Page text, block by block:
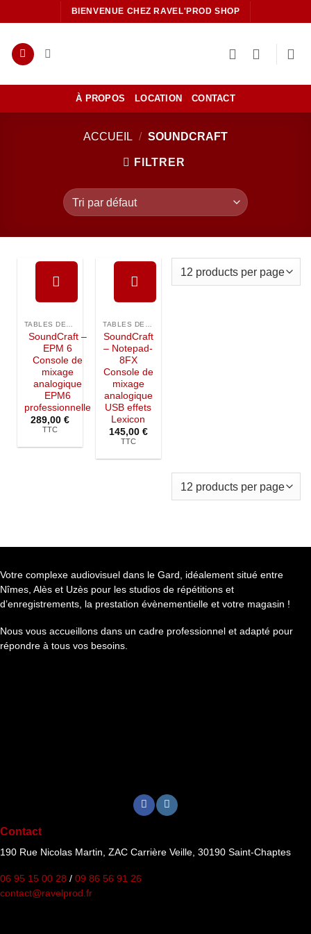
au
contenu
BIENVENUE CHEZ RAVEL'PROD SHOP
À PROPOS LOCATION CONTACT
ACCUEIL / SOUNDCRAFT
FILTRER
la liste de
souhaits
TABLES DE MIXAGE
SoundCraft –
EPM 6
Console de
mixage
analogique
EPM6
professionnelle
289,00 €
TTC
la liste de
souhaits
TABLES DE MIXAGE
SoundCraft
– Notepad-
8FX
Console de
mixage
analogique
USB effets
Lexicon
145,00 €
TTC
Votre complexe audiovisuel dans le Gard, idéalement situé entre
Nîmes, Alès et Uzès pour les studios de répétitions et
d’enregistrements, la prestation évènementielle et votre magasin !
Nous vous accueillons dans un cadre professionnel et adapté pour
répondre à tous vos besoins.
Contact
190 Rue Nicolas Martin, ZAC Carrière Veille, 30190 Saint-Chaptes
06 95 15 00 28 / 09 86 56 91 26
contact@ravelprod.fr